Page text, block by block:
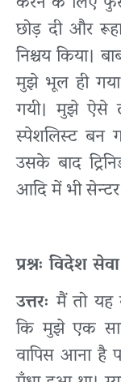
छोड़ दी और
निश्चय किया।
मुझे भूल ही गया
गयी। मुझे ऐसे
स्पेशलिस्ट बन
उसके बाद
आदि में भी
प्रश्नः विदेश
उत्तरः मैं तो यह
कि मुझे एक
वापिस आना है